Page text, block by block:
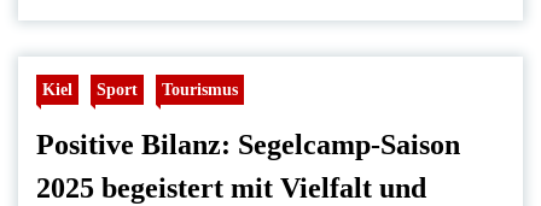
Kiel Sport Tourismus
Positive Bilanz: Segelcamp-Saison
2025 begeistert mit Vielfalt und